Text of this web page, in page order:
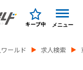
キープ中 メニュー
ールド 求人検索